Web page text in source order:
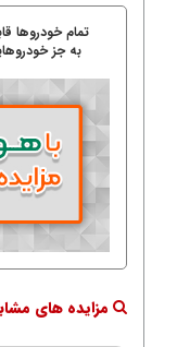
تمام خودروها
به جز
مزایده های